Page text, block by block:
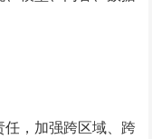
，加强跨区域、跨